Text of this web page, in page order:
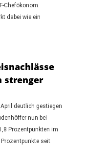
Chefökonom.
dabei wie ein
strenger
deutlich gestiegen
nun bei
Prozentpunkten im
seit